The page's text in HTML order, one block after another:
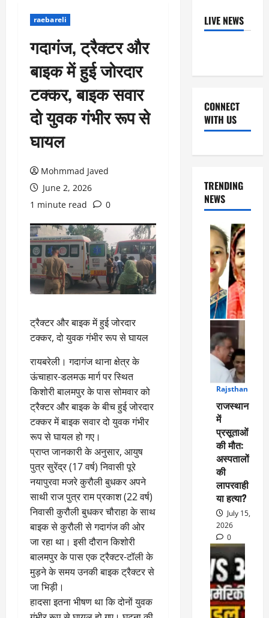
raebareli
गदागंज, ट्रैक्टर और
बाइक में हुई जोरदार
टक्कर, बाइक सवार
दो युवक गंभीर रूप से
घायल
Mohmmad Javed
June 2, 2026
1 minute read
0
ट्रैक्टर और बाइक में हुई जोरदार
टक्कर, दो युवक गंभीर रूप से घायल
रायबरेली। गदागंज थाना क्षेत्र के
ऊंचाहार-डलमऊ मार्ग पर स्थित
किशोरी बालमपुर के पास सोमवार को
ट्रैक्टर और बाइक के बीच हुई जोरदार
टक्कर में बाइक सवार दो युवक गंभीर
रूप से घायल हो गए।
प्राप्त जानकारी के अनुसार, आयुष
पुत्र सुरेंद्र (17 वर्ष) निवासी पूरे
नयापुरवा मजरे कुरौली बुधकर अपने
साथी राज पुत्र राम प्रकाश (22 वर्ष)
निवासी कुरौली बुधकर चौराहा के साथ
बाइक से कुरौली से गदागंज की ओर
जा रहा था। इसी दौरान किशोरी
बालमपुर के पास एक ट्रैक्टर-टॉली के
मुड़ने के समय उनकी बाइक ट्रैक्टर से
जा भिड़ी।
हादसा इतना भीषण था कि दोनों युवक
LIVE NEWS
CONNECT
WITH US
TRENDING
NEWS
Rajsthan
राजस्थान
में
प्रसूताओं
की मौत:
अस्पतालों
की
लापरवाही
या हत्या?
July 15,
2026
0